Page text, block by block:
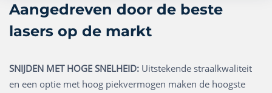
Aangedreven door de beste
lasers op de markt
SNIJDEN MET HOGE SNELHEID: Uitstekende straalkwaliteit
en een optie met hoog piekvermogen maken de hoogste